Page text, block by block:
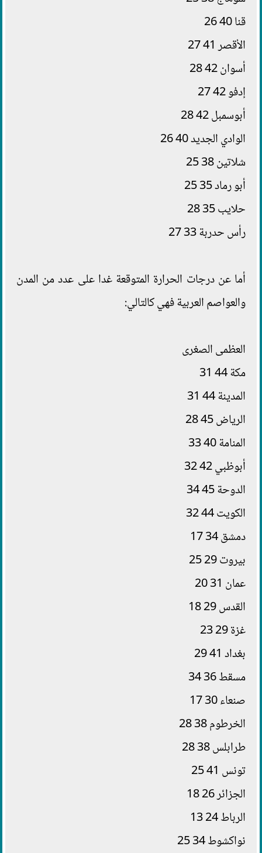
قنا 40 26
الأقصر 41 27
أسوان 42 28
إدفو 42 27
أبوسمبل 42 28
الوادي الجديد 40 26
شلاتين 38 25
أبو رماد 35 25
حلايب 35 28
رأس حدربة 33 27
أما عن درجات الحرارة المتوقعة غدا على عدد من المدن
والعواصم العربية فهي كالتالي:
العظمى الصغرى
مكة 44 31
المدينة 44 31
الرياض 45 28
المنامة 40 33
أبوظبي 42 32
الدوحة 45 34
الكويت 44 32
دمشق 34 17
بيروت 29 25
عمان 31 20
القدس 29 18
غزة 29 23
بغداد 41 29
مسقط 36 34
صنعاء 30 17
الخرطوم 38 28
طرابلس 38 28
تونس 41 25
الجزائر 26 18
الرباط 24 13
نواكشوط 34 25